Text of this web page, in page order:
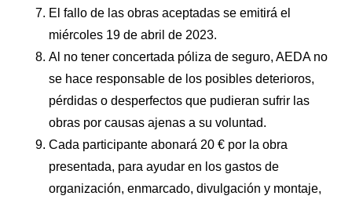
El fallo de las obras aceptadas se emitirá el
miércoles 19 de abril de 2023.
Al no tener concertada póliza de seguro, AEDA no
se hace responsable de los posibles deterioros,
pérdidas o desperfectos que pudieran sufrir las
obras por causas ajenas a su voluntad.
Cada participante abonará 20 € por la obra
presentada, para ayudar en los gastos de
organización, enmarcado, divulgación y montaje,